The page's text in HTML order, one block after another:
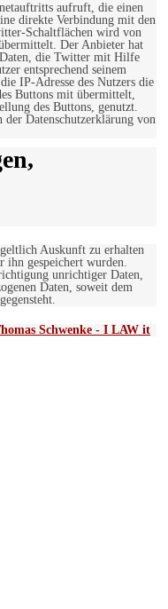
aufruft, die einen
direkte Verbindung mit den
Schaltflächen wird von
Der Anbieter hat
die Twitter mit Hilfe
entsprechend seinem
IP-Adresse des Nutzers die
Buttons mit übermittelt,
des Buttons, genutzt.
Datenschutzerklärung von
Auskunft zu erhalten
ihn gespeichert wurden.
unrichtiger Daten,
Daten, soweit dem
Schwenke - I LAW it